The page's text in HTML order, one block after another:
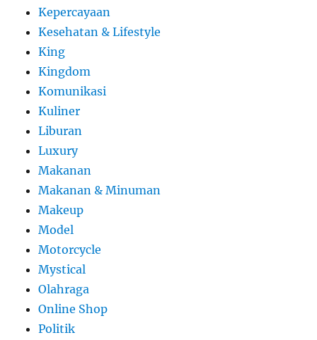
Kepercayaan
Kesehatan & Lifestyle
King
Kingdom
Komunikasi
Kuliner
Liburan
Luxury
Makanan
Makanan & Minuman
Makeup
Model
Motorcycle
Mystical
Olahraga
Online Shop
Politik